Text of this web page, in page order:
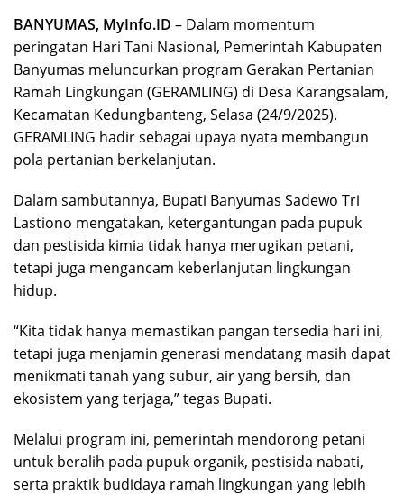
BANYUMAS, MyInfo.ID – Dalam momentum
peringatan Hari Tani Nasional, Pemerintah Kabupaten
Banyumas meluncurkan program Gerakan Pertanian
Ramah Lingkungan (GERAMLING) di Desa Karangsalam,
Kecamatan Kedungbanteng, Selasa (24/9/2025).
GERAMLING hadir sebagai upaya nyata membangun
pola pertanian berkelanjutan.
Dalam sambutannya, Bupati Banyumas Sadewo Tri
Lastiono mengatakan, ketergantungan pada pupuk
dan pestisida kimia tidak hanya merugikan petani,
tetapi juga mengancam keberlanjutan lingkungan
hidup.
“Kita tidak hanya memastikan pangan tersedia hari ini,
tetapi juga menjamin generasi mendatang masih dapat
menikmati tanah yang subur, air yang bersih, dan
ekosistem yang terjaga,” tegas Bupati.
Melalui program ini, pemerintah mendorong petani
untuk beralih pada pupuk organik, pestisida nabati,
serta praktik budidaya ramah lingkungan yang lebih